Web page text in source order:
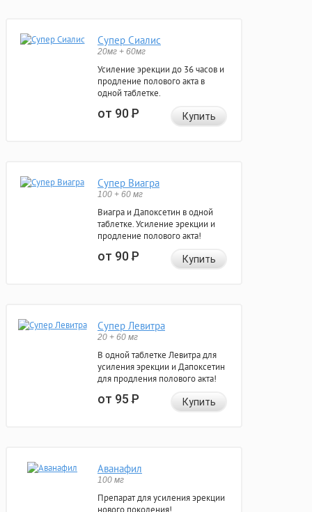
Супер Сиалис
20мг + 60мг
Усиление эрекции до 36 часов и
продление полового акта в
одной таблетке.
от 90Р Купить
Супер Виагра
100 + 60 мг
Виагра и Дапоксетин в одной
таблетке. Усиление эрекции и
продление полового акта!
от 90Р Купить
Супер Левитра
20 + 60 мг
В одной таблетке Левитра для
усиления эрекции и Дапоксетин
для продления полового акта!
от 95Р Купить
Аванафил
100 мг
Препарат для усиления эрекции